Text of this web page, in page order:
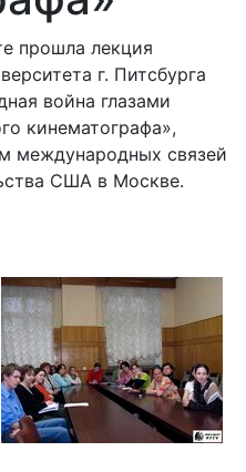
прошла лекция
г. Питсбурга
война глазами
кинематографа»,
международных связей
США в Москве.